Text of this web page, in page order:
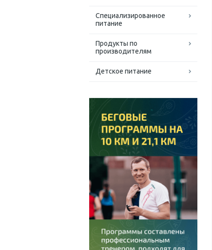
Специализированное
питание
Продукты по
производителям
Детское питание